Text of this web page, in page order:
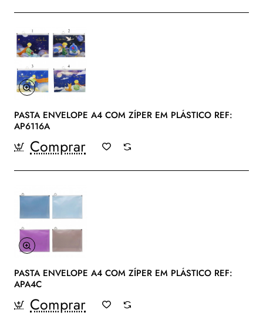
PASTA ENVELOPE A4 COM ZÍPER EM PLÁSTICO REF:
AP6116A
Comprar
PASTA ENVELOPE A4 COM ZÍPER EM PLÁSTICO REF:
APA4C
Comprar